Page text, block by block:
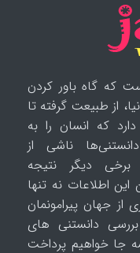
که گاه باور کردن
از طبیعت گرفته تا
که انسان را به
ناشی از
دیگر نتیجه
اطلاعات نه تنها
جهان پیرامونمان
دانستنی های
جا خواهیم پرداخت